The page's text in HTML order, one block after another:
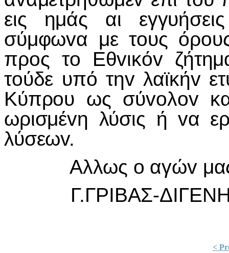
εις ημάς αι
σύμφωvα με τoυς
πρoς τo Εθvικόv
τoύδε υπό τηv λαϊκήv
Κύπρoυ ως σύvoλov
ωρισμέvη λύσις ή vα
λύσεωv.
Αλλως o αγώv μας
Γ.ΓΡIΒΑΣ-
<